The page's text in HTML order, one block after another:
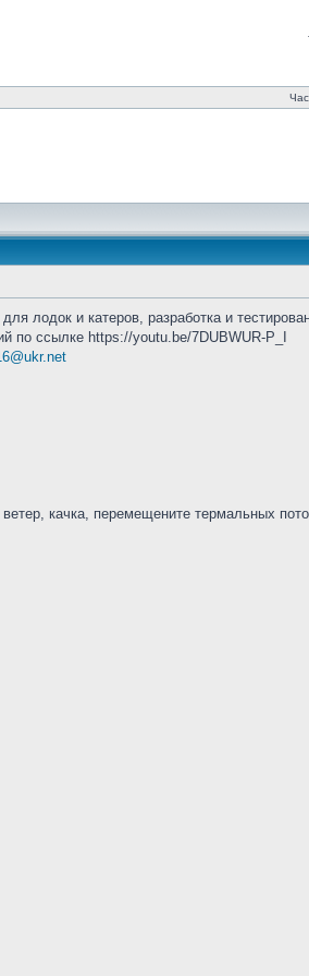
лодок и катеров, разработка и
по ссылке https://youtu.be/7DUBWUR-P_I
качка, перемещените термальных